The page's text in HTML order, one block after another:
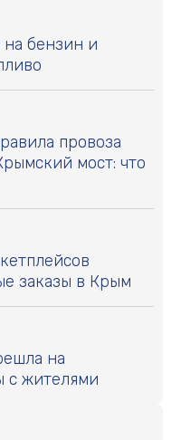
бензин и
провоза
мост: что
заказы в Крым
на
с жителями